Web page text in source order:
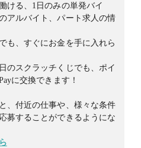
ける、1日のみの単発バイ
アルバイト、パート求人の情
も、すぐにお金を手に入れら
のスクラッチくじでも、ポイ
に交換できます！
、付近の仕事や、様々な条件
募することができるようにな